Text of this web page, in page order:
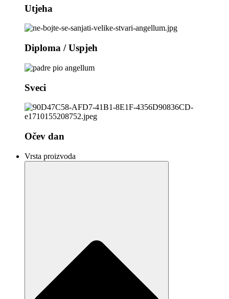
Utjeha
Diploma / Uspjeh
Sveci
Očev dan
Vrsta proizvoda